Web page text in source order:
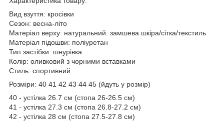
Вид взуття: кросівки
Сезон: весна-літо
Матеріал верху: натуральний. замшева шкіра/сітка/текстиль
Матеріал підошви: поліуретан
Тип застібки: шнурівка
Колір: оливковий з чорними вставками
Стиль: спортивний
Розміри: 40 41 42 43 44 45 (йдуть у розмір)
40 - устілка 26.7 см (стопа 26-26.5 см)
41 - устілка 27.3 см (стопа 26.8-27.2 см)
42 - устілка 28 см (стопа 27.5-27.8 см)